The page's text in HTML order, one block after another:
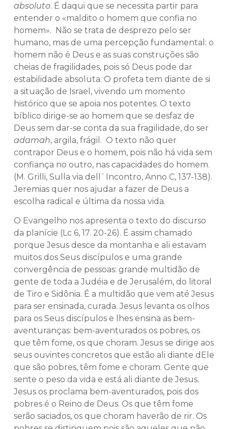
absoluto. É daqui que se necessita partir para
entender o «maldito o homem que confia no
homem». Não se trata de desprezo pelo ser
humano, mas de uma percepção fundamental: o
homem não é Deus e as suas construções são
cheias de fragilidades, pois só Deus pode dar
estabilidade absoluta. O profeta tem diante de si
a situação de Israel, vivendo um momento
histórico que se apoia nos potentes. O texto
bíblico dirige-se ao homem que se desfaz de
Deus sem dar-se conta da sua fragilidade, do ser
adamah, argila, frágil. O texto não quer
contrapor Deus e o homem, pois não há vida sem
confiança no outro, nas capacidades do homem.
(M. Grilli, Sulla via dell`Incontro, Anno C, 137-138).
Jeremias quer nos ajudar a fazer de Deus a
escolha radical e última da nossa vida.
O Evangelho nos apresenta o texto do discurso
da planície (Lc 6, 17. 20-26). É assim chamado
porque Jesus desce da montanha e ali estavam
muitos dos Seus discípulos e uma grande
convergência de pessoas: grande multidão de
gente de toda a Judéia e de Jerusalém, do litoral
de Tiro e Sidônia. É a multidão que vem até Jesus
para ser ensinada, curada. Jesus levanta os olhos
para os Seus discípulos e lhes ensina as bem-
aventuranças: bem-aventurados os pobres, os
que têm fome, os que choram. Jesus se dirige aos
seus ouvintes concretos que estão ali diante dEle
que são pobres, têm fome e choram. Gente que
sente o peso da vida e está ali diante de Jesus.
Jesus os proclama bem-aventurados, pois dos
pobres é o Reino de Deus. Os que têm fome
serão saciados, os que choram haverão de rir. Os